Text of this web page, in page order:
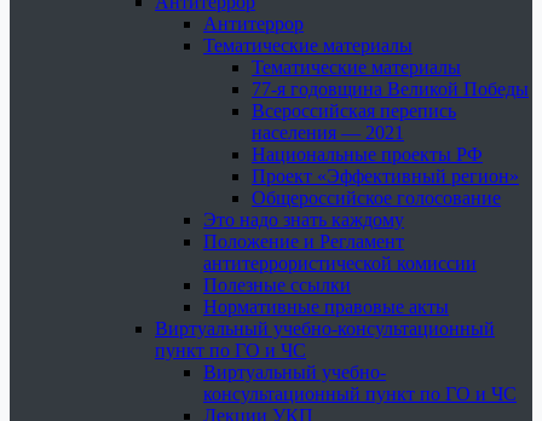
Антитеррор
Тематические материалы
Тематические материалы
77-я годовщина Великой Победы
Всероссийская перепись
населения — 2021
Национальные проекты РФ
Проект «Эффективный регион»
Общероссийское голосование
Это надо знать каждому
Положение и Регламент
антитеррористической комиссии
Полезные ссылки
Нормативные правовые акты
Виртуальный учебно-консультационный
пункт по ГО и ЧС
Виртуальный учебно-
консультационный пункт по ГО и ЧС
Лекции УКП